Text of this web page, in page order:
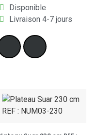
Disponible
Livraison 4-7 jours